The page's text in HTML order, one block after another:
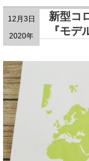
12月3日
2020年
新型コ
『モ